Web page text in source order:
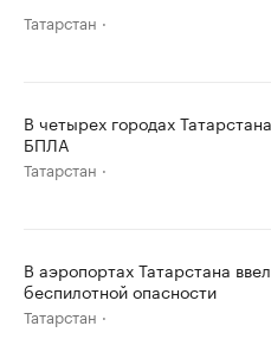
Татарстан
В четырех городах
БПЛА
Татарстан
В аэропортах Татарстана
беспилотной опасности
Татарстан